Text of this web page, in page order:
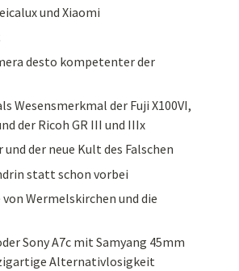
und Xiaomi
desto kompetenter der
Wesensmerkmal der Fuji X100VI,
der Ricoh GR III und IIIx
der neue Kult des Falschen
statt schon vorbei
Wermelskirchen und die
Sony A7c mit Samyang 45mm
Alternativlosigkeit